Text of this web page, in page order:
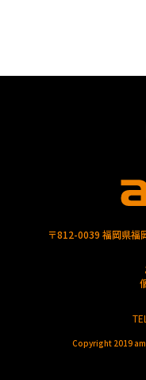
〒812-0039 福岡県福
TEL
Copyright 2019